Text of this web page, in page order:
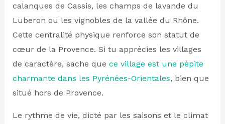
calanques de Cassis, les champs de lavande du
Luberon ou les vignobles de la vallée du Rhône.
Cette centralité physique renforce son statut de
cœur de la Provence. Si tu apprécies les villages
de caractère, sache que ce village est une pépite
charmante dans les Pyrénées-Orientales, bien que
situé hors de Provence.
Le rythme de vie, dicté par les saisons et le climat